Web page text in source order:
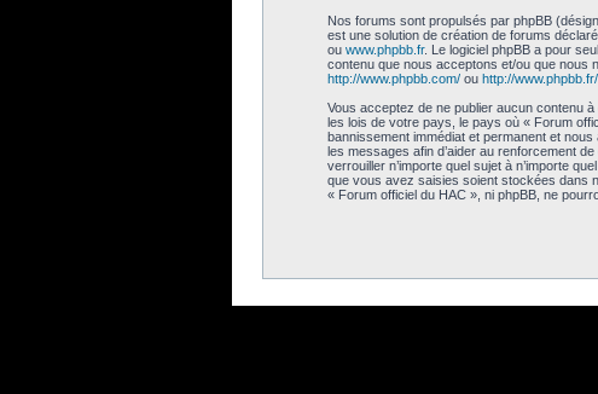
Nos forums sont propulsés par phpBB
est une solution de création de forums
ou www.phpbb.fr. Le logiciel phpBB a pour
contenu que nous acceptons et/ou que nous
http://www.phpbb.com/ ou http://www.phpbb.fr/
Vous acceptez de ne publier aucun contenu
les lois de votre pays, le pays où « Forum
bannissement immédiat et permanent et
les messages afin d’aider au renforcement
verrouiller n’importe quel sujet à n’importe
que vous avez saisies soient stockées dans
« Forum officiel du HAC », ni phpBB, ne